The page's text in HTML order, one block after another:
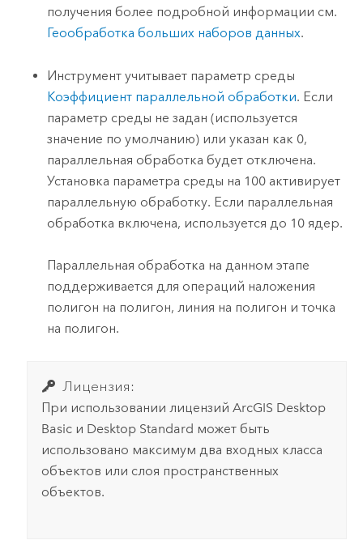
получения более подробной информации см.
Геообработка больших наборов данных.
Инструмент учитывает параметр среды
Коэффициент параллельной обработки. Если
параметр среды не задан (используется
значение по умолчанию) или указан как 0,
параллельная обработка будет отключена.
Установка параметра среды на 100 активирует
параллельную обработку. Если параллельная
обработка включена, используется до 10 ядер.
Параллельная обработка на данном этапе
поддерживается для операций наложения
полигон на полигон, линия на полигон и точка
на полигон.
Лицензия:
При использовании лицензийArcGIS Desktop
Basic и Desktop Standard может быть
использовано максимум два входных класса
объектов или слоя пространственных
объектов.